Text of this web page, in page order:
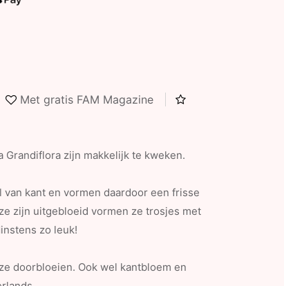
Met gratis FAM Magazine
Grandiflora zijn makkelijk te kweken.
kant en vormen daardoor een frisse
zijn uitgebloeid vormen ze trosjes met
zo leuk!
doorbloeien. Ook wel kantbloem en